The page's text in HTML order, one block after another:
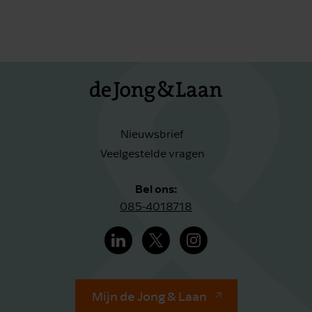
Nieuwsbrief
Veelgestelde vragen
Bel ons:
085-4018718
Mijn de Jong & Laan